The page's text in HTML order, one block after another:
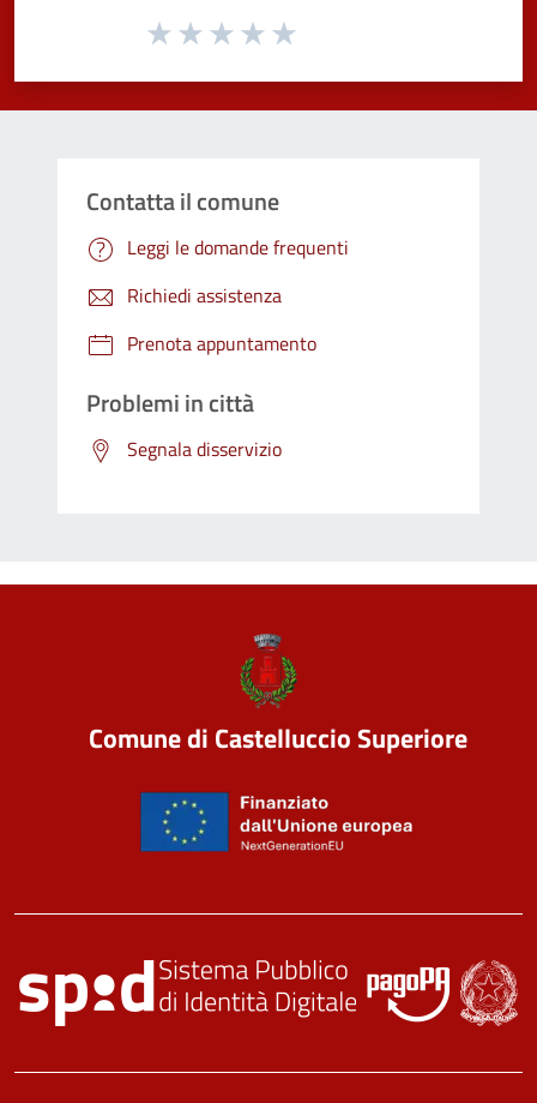
Valuta da 1 a 5 stelle la pagina
Contatta il comune
Leggi le domande frequenti
Richiedi assistenza
Prenota appuntamento
Problemi in città
Segnala disservizio
Comune di Castelluccio Superiore